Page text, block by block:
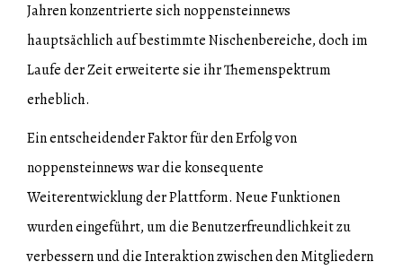
Jahren konzentrierte sich noppensteinnews
hauptsächlich auf bestimmte Nischenbereiche, doch im
Laufe der Zeit erweiterte sie ihr Themenspektrum
erheblich.
Ein entscheidender Faktor für den Erfolg von
noppensteinnews war die konsequente
Weiterentwicklung der Plattform. Neue Funktionen
wurden eingeführt, um die Benutzerfreundlichkeit zu
verbessern und die Interaktion zwischen den Mitgliedern